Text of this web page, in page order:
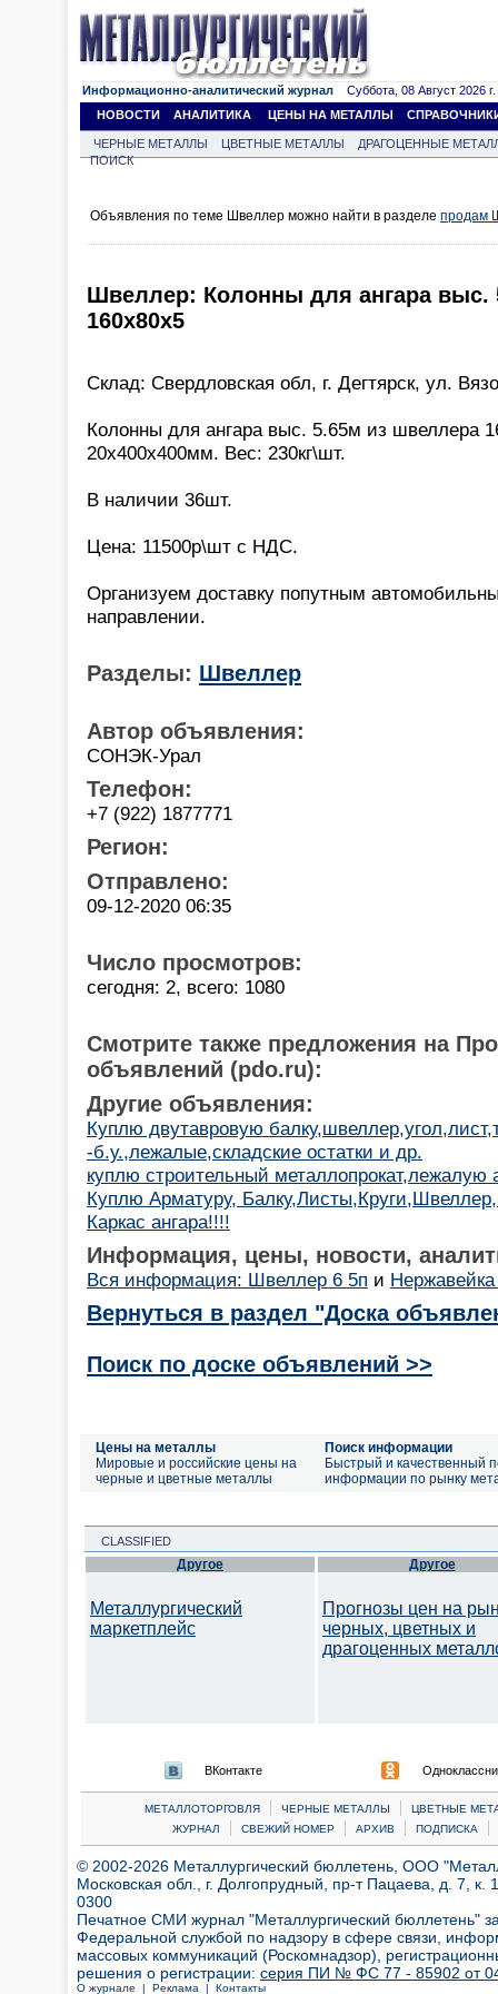
Информационно-аналитический журнал Суббота, 08 Август 2026 г.
НОВОСТИ
АНАЛИТИКА ЦЕНЫ НА МЕТАЛЛЫ
ЧЕРНЫЕ МЕТАЛЛЫ ЦВЕТНЫЕ МЕТАЛЛЫ
ДРАГОЦЕННЫЕ
ПОИСК
Объявления по теме Швеллер можно найти в разделе продам
Швеллер: Колонны для ангара выс.
160х80х5
Склад: Свердловская обл, г. Дегтярск, ул.
Колонны для ангара выс. 5.65м из швеллера
20х400х400мм. Вес: 230кг\шт.
В наличии 36шт.
Цена: 11500р\шт с НДС.
Организуем доставку попутным
направлении.
Разделы: Швеллер
Автор объявления:
СОНЭК-Урал
Телефон:
+7 (922) 1877771
Регион:
Отправлено:
09-12-2020 06:35
Число просмотров:
сегодня: 2, всего: 1080
Смотрите также предложения на
объявлений (pdo.ru):
Другие объявления:
Куплю двутавровую
-б.у.,лежалые,складские остатки и др.
куплю строительный металлопрокат,лежалую
Куплю Арматуру,
Каркас ангара!!!!
Информация, цены, новости,
Вся информация: Швеллер 6 5п и
Вернуться в раздел "Доска
Поиск по доске объявлений >>
Цены на металлы
Мировые и российские цены на
черные и цветные металлы
Поиск информации
Быстрый и качественный
информации по рынку
CLASSIFIED
Другое
Металлургический
маркетплейс
Другое
Прогнозы цен на
черных, цветных и
драгоценных
ВКонтакте
МЕТАЛЛОТОРГОВЛЯ | ЧЕРНЫЕ МЕТАЛЛЫ |
ЦВЕТНЫЕ
ЖУРНАЛ
| СВЕЖИЙ НОМЕР | АРХИВ | ПОДПИСКА |
© 2002-2026 Металлургический бюллетень, ООО
Московская обл., г. Долгопрудный, пр-т Пацаева, д. 7,
0300
Печатное СМИ журнал "Металлургический бюллетень"
Федеральной службой по надзору в сфере связи,
массовых коммуникаций (Роскомнадзор),
решения о регистрации: серия ПИ № ФС 77 - 85902 от 04
О журнале | Реклама | Контакты